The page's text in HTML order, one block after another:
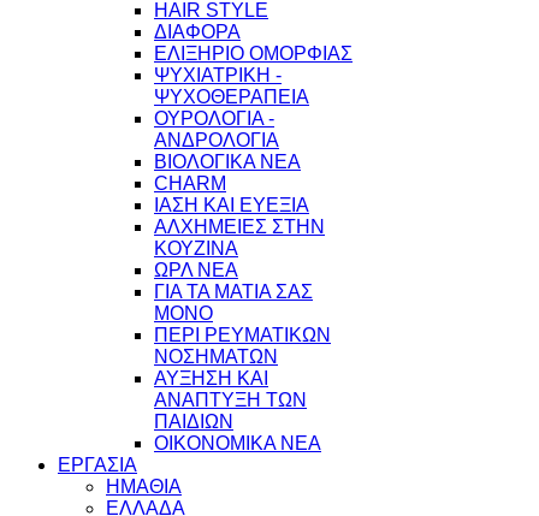
HAIR STYLE
ΔΙΑΦΟΡΑ
ΕΛΙΞΗΡΙΟ ΟΜΟΡΦΙΑΣ
ΨΥΧΙΑΤΡΙΚΗ -
ΨΥΧΟΘΕΡΑΠΕΙΑ
ΟΥΡΟΛΟΓΙΑ -
ΑΝΔΡΟΛΟΓΙΑ
ΒΙΟΛΟΓΙΚΑ ΝΕΑ
CHARM
ΙΑΣΗ ΚΑΙ ΕΥΕΞΙΑ
ΑΛΧΗΜΕΙΕΣ ΣΤΗΝ
ΚΟΥΖΙΝΑ
ΩΡΛ ΝEA
ΓΙΑ ΤΑ ΜΑΤΙΑ ΣΑΣ
ΜΟΝΟ
ΠΕΡΙ ΡΕΥΜΑΤΙΚΩΝ
ΝΟΣΗΜΑΤΩΝ
ΑΥΞΗΣΗ ΚΑΙ
ΑΝΑΠΤΥΞΗ ΤΩΝ
ΠΑΙΔΙΩΝ
ΟΙΚΟΝΟΜΙΚΑ ΝΕΑ
ΕΡΓΑΣΙΑ
ΗΜΑΘΙΑ
ΕΛΛΑΔΑ